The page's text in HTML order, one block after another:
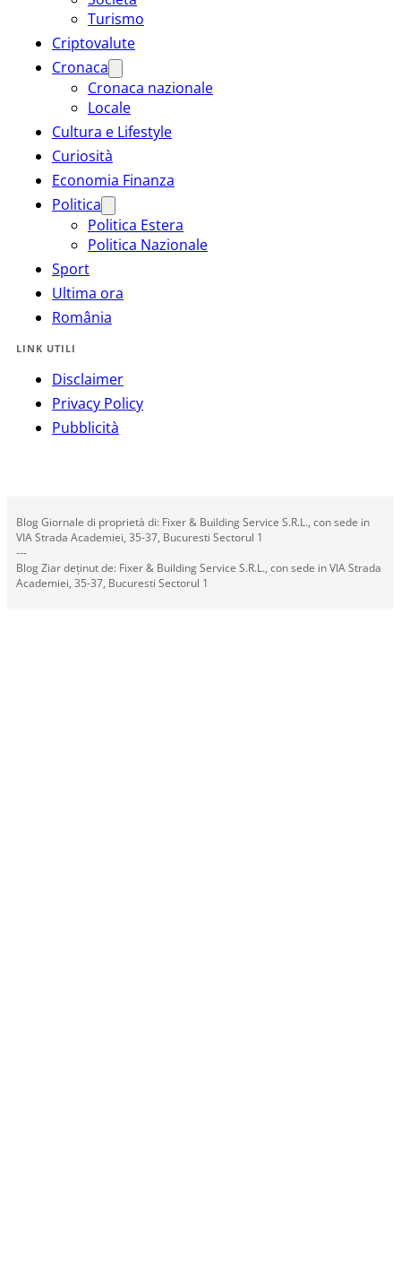
Turismo
Criptovalute
Cronaca
Cronaca nazionale
Locale
Cultura e Lifestyle
Curiosità
Economia Finanza
Politica
Politica Estera
Politica Nazionale
Sport
Ultima ora
România
LINK UTILI
Disclaimer
Privacy Policy
Pubblicità
Blog Giornale di proprietà di: Fixer & Building Service S.R.L., con sede in
VIA Strada Academiei, 35-37, Bucuresti Sectorul 1
---
Blog Ziar deținut de: Fixer & Building Service S.R.L., con sede in VIA Strada
Academiei, 35-37, Bucuresti Sectorul 1